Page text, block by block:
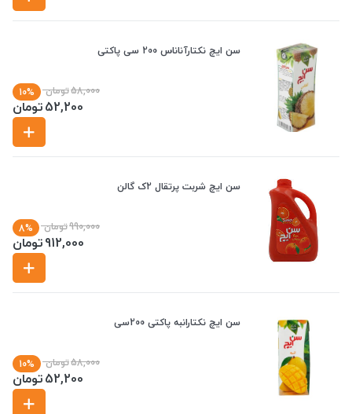
سن ایچ نکتارآناناس 200 سی پاکتی
58,000تومان 10%
52,200تومان
سن ایچ شربت پرتقال 2ک گالن
990,000تومان 8%
912,000تومان
سن ایچ نکتارانبه پاکتی 200سی
58,000تومان 10%
52,200تومان